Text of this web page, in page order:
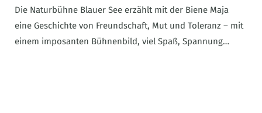
Die Naturbühne Blauer See erzählt mit der Biene Maja
eine Geschichte von Freundschaft, Mut und Toleranz – mit
einem imposanten Bühnenbild, viel Spaß, Spannung…